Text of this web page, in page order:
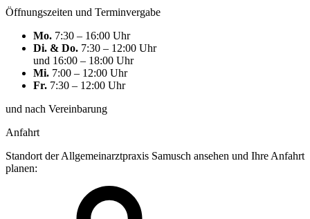
Öffnungszeiten und Terminvergabe
Mo. 7:30 – 16:00 Uhr
Di. & Do. 7:30 – 12:00 Uhr
und 16:00 – 18:00 Uhr
Mi. 7:00 – 12:00 Uhr
Fr. 7:30 – 12:00 Uhr
und nach Vereinbarung
Anfahrt
Standort der Allgemeinarztpraxis Samusch ansehen und Ihre Anfahrt
planen: